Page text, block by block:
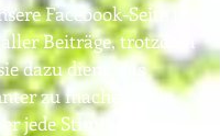
Facebook-Seite ist
Beiträge, trotzdem
dazu dient, das
zu machen. Wir
jede Stimme und